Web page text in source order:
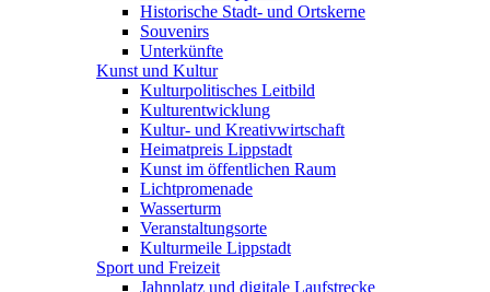
Historische Stadt- und Ortskerne
Souvenirs
Unterkünfte
Kunst und Kultur
Kulturpolitisches Leitbild
Kulturentwicklung
Kultur- und Kreativwirtschaft
Heimatpreis Lippstadt
Kunst im öffentlichen Raum
Lichtpromenade
Wasserturm
Veranstaltungsorte
Kulturmeile Lippstadt
Sport und Freizeit
Jahnplatz und digitale Laufstrecke